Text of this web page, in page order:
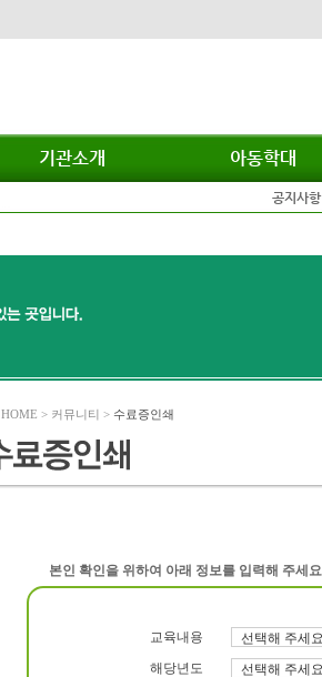
기관소개 아동학대
공지사항
HOME > 커뮤니티 > 수료증인쇄
본인 확인을 위하여 아래 정보를 입력해 주세
교육내용
해당년도